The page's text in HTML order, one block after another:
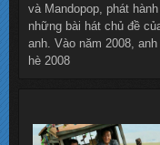
và Mandopop, phát
những bài hát chủ đề
anh. Vào năm 2008,
hè 2008